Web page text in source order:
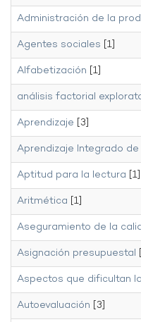
Administración de la
Agentes sociales [1]
Alfabetización [1]
análisis factorial
Aprendizaje [3]
Aprendizaje Integrado
Aptitud para la lectura [1]
Aritmética [1]
Aseguramiento de la
Asignación presupuestal
Aspectos que dificultan
Autoevaluación [3]